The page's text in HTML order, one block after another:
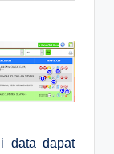
data dapat